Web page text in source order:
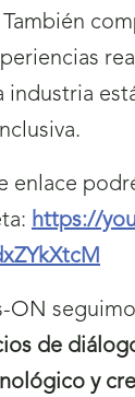
industria
enlace
https://
ON
de
y